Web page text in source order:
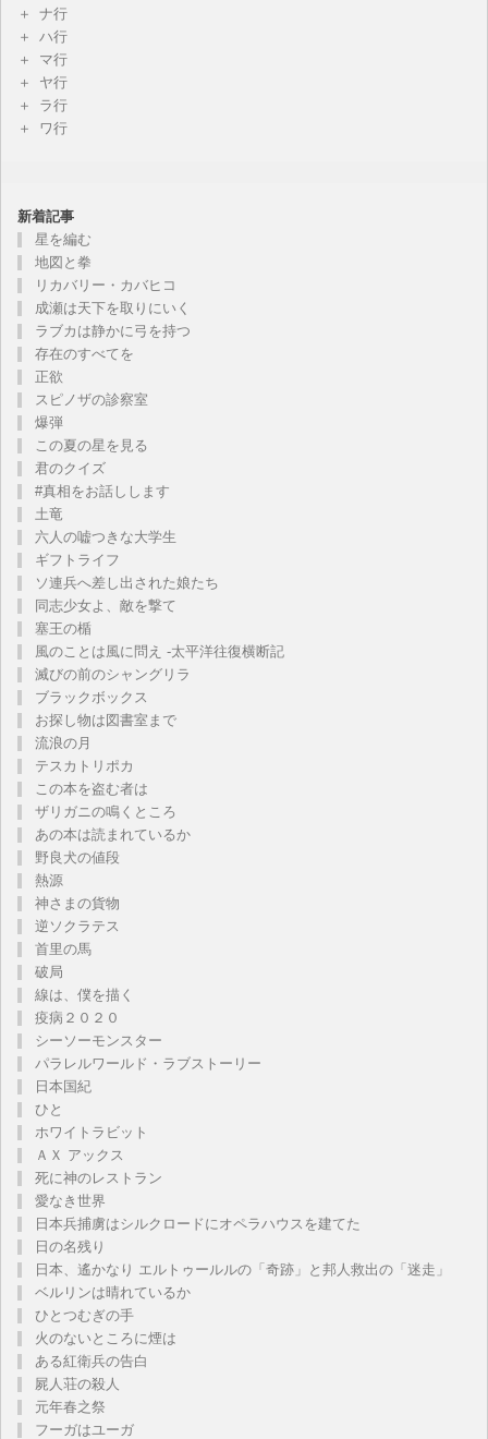
ナ行
ハ行
マ行
ヤ行
ラ行
ワ行
新着記事
星を編む
地図と拳
リカバリー・カバヒコ
成瀬は天下を取りにいく
ラブカは静かに弓を持つ
存在のすべてを
正欲
スピノザの診察室
爆弾
この夏の星を見る
君のクイズ
#真相をお話しします
土竜
六人の嘘つきな大学生
ギフトライフ
ソ連兵へ差し出された娘たち
同志少女よ、敵を撃て
塞王の楯
風のことは風に問え -太平洋往復横断記
滅びの前のシャングリラ
ブラックボックス
お探し物は図書室まで
流浪の月
テスカトリポカ
この本を盗む者は
ザリガニの鳴くところ
あの本は読まれているか
野良犬の値段
熱源
神さまの貨物
逆ソクラテス
首里の馬
破局
線は、僕を描く
疫病２０２０
シーソーモンスター
パラレルワールド・ラブストーリー
日本国紀
ひと
ホワイトラビット
ＡＸ アックス
死に神のレストラン
愛なき世界
日本兵捕虜はシルクロードにオペラハウスを建てた
日の名残り
日本、遙かなり エルトゥールルの「奇跡」と邦人救出の「迷走」
ベルリンは晴れているか
ひとつむぎの手
火のないところに煙は
ある紅衛兵の告白
屍人荘の殺人
元年春之祭
フーガはユーガ